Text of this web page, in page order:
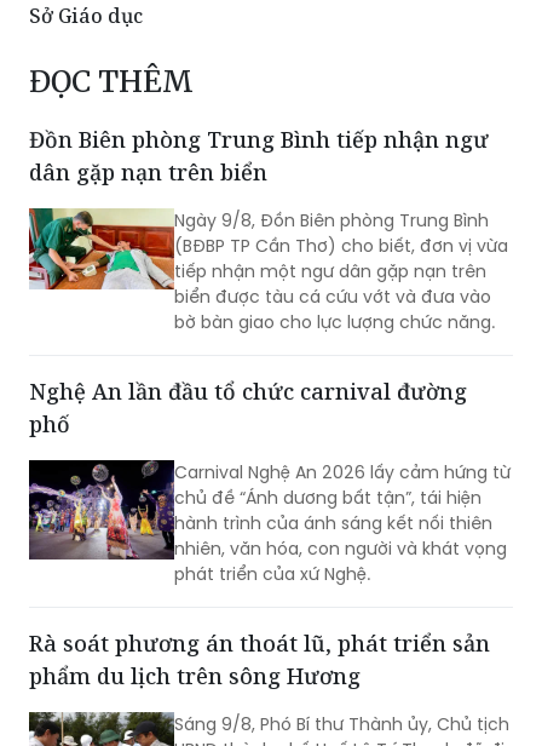
Sở Giáo dục
ĐỌC THÊM
Đồn Biên phòng Trung Bình tiếp nhận ngư
dân gặp nạn trên biển
Ngày 9/8, Đồn Biên phòng Trung Bình
(BĐBP TP Cần Thơ) cho biết, đơn vị vừa
tiếp nhận một ngư dân gặp nạn trên
biển được tàu cá cứu vớt và đưa vào
bờ bàn giao cho lực lượng chức năng.
Nghệ An lần đầu tổ chức carnival đường
phố
Carnival Nghệ An 2026 lấy cảm hứng từ
chủ đề “Ánh dương bất tận”, tái hiện
hành trình của ánh sáng kết nối thiên
nhiên, văn hóa, con người và khát vọng
phát triển của xứ Nghệ.
Rà soát phương án thoát lũ, phát triển sản
phẩm du lịch trên sông Hương
Sáng 9/8, Phó Bí thư Thành ủy, Chủ tịch